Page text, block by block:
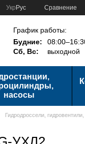
Укр Рус Сравнение
График работы:
Будние:
Сб, Вс:
выходной
насосы
Гидродроссели,